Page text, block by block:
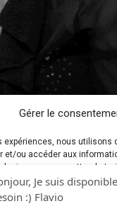
Gérer le
expériences, nous
et/ou accéder aux
nous permettra de
ou les ID uniques sur
peut avoir un
caractéristiques et